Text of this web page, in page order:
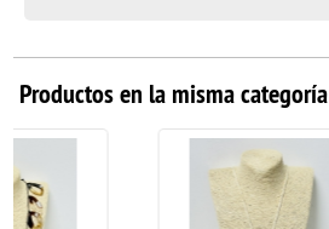
Productos en la misma categoría